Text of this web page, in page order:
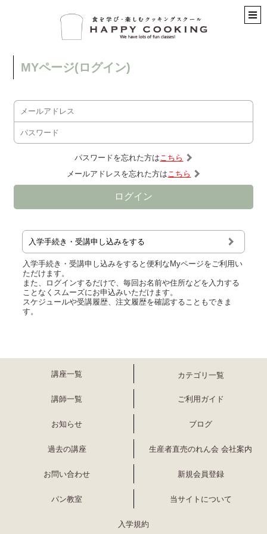
MYページ(ログイン)
パスワードを忘れた方はこちら
メールアドレスを忘れた方はこちら
入学手続き・受講申し込みをする
入学手続き・受講申し込みをすると便利なMyページをご利用い
ただけます。
また、ログインするだけで、毎回お名前や住所などを入力する
ことなくスムーズにお申込みいただけます。
スケジュールや受講履歴、注文履歴を確認することもできま
す。
講座一覧 カテゴリ一覧
講師一覧 ご利用ガイド
お知らせ ブログ
過去の講座 生産者直売のれん会 会社案内
お問い合わせ 新規会員登録
パン教室 当サイトについて
入学規約